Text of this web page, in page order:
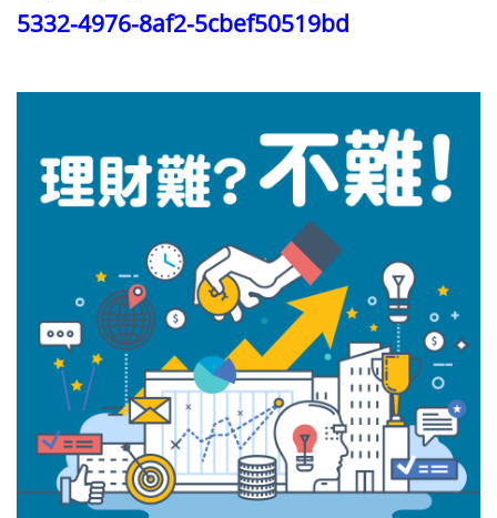
5332-4976-8af2-5cbef50519bd